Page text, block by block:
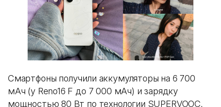
Смартфоны получили аккумуляторы на 6 700
мАч (у Reno16 F до 7 000 мАч) и зарядку
мощностью 80 Вт по технологии SUPERVOOC.